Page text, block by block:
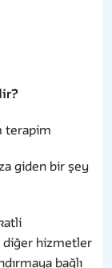
terapim
giden bir şey
diğer hizmetler
bağlı